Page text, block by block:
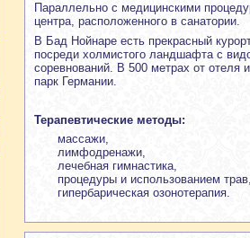
Параллельно с медицинскими
центра, расположенного в санатории.
В Бад Нойнаре есть прекрасный
посреди холмистого ландшафта с
соревнований. В 500 метрах от
парк Германии.
Терапевтические методы:
массажи,
лимфодренажи,
лечебная гимнастика,
процедуры и использованием трав,
гипербарическая озонотерапия.